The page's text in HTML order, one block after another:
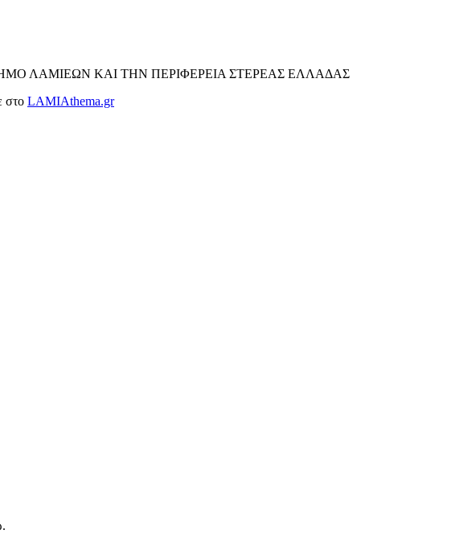
ΛΑΜΙΕΩΝ ΚΑΙ ΤΗΝ ΠΕΡΙΦΕΡΕΙΑ ΣΤΕΡΕΑΣ ΕΛΛΑΔΑΣ
στο LAMIAthema.gr